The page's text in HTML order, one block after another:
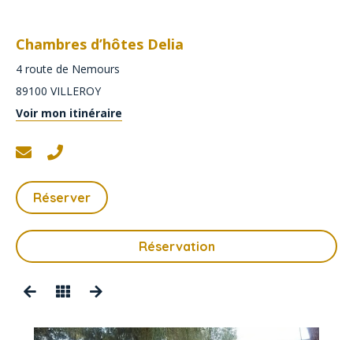
Chambres d’hôtes Delia
4 route de Nemours
89100 VILLEROY
Voir mon itinéraire
Réserver
Réservation